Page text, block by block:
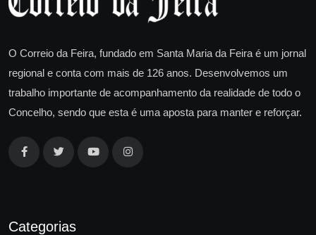
O Correio da Feira, fundado em Santa Maria da Feira é um jornal
regional e conta com mais de 126 anos. Desenvolvemos um
trabalho importante de acompanhamento da realidade de todo o
Concelho, sendo que esta é uma aposta para manter e reforçar.
Categorias